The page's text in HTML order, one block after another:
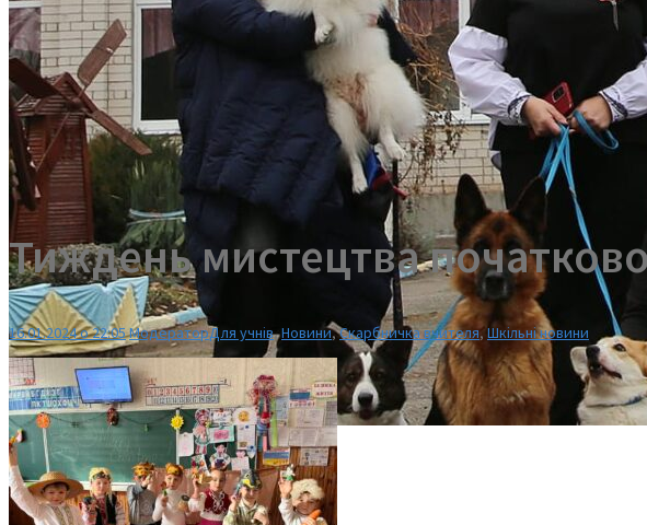
Тиждень мистецтва
16.01.2024 о 22:05МодераторДля учнів,Новини,Скарбничка вчителя,Шкільні новини